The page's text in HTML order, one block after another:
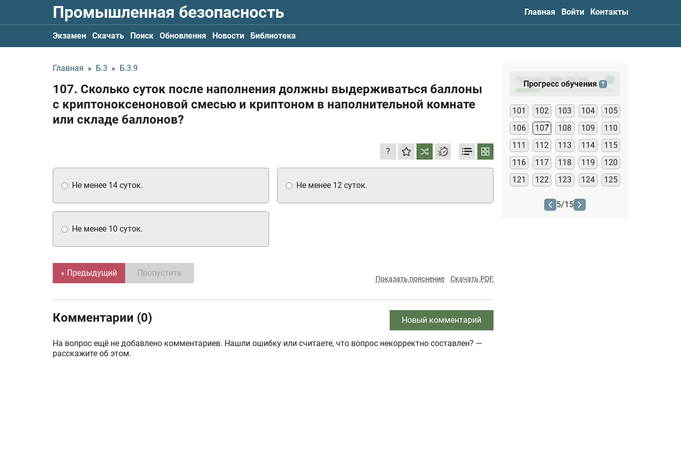
Промышленная безопасность Главная Войти Контакты
Экзамен Скачать Поиск Обновления Новости Библиотека
Главная » Б.3 » Б.3.9
107. Сколько суток после наполнения должны выдерживаться баллоны
с криптоноксеноновой смесью и криптоном в наполнительной комнате
или складе баллонов?
?
Не менее 14 суток.
Не менее 10 суток.
Не менее 12 суток.
« Предыдущий Пропустить
Показать пояснение Скачать PDF
Комментарии (0) Новый комментарий
На вопрос ещё не добавлено комментариев. Нашли ошибку или считаете, что вопрос некорректно составлен? —
расскажите об этом.
Прогресс: (23
Прогресс обучения ?
101 102 103 104
105
106
107 108 109
110
111
112 113 114
115
116
117 118 119
120
121
122 123 124 125
5/15